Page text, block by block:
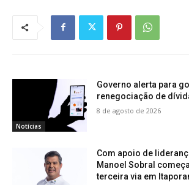
Notícias
Governo alerta para
renegociação de
8 de agosto de 2026
Com apoio de
Manoel Sobral
terceira via em